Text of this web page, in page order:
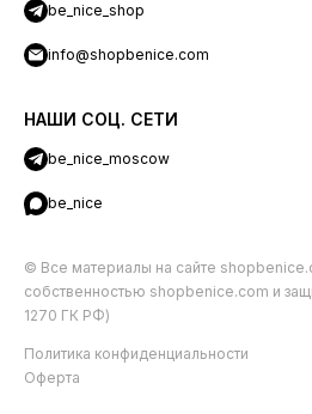
be_nice_shop
info@shopbenice.com
НАШИ СОЦ. СЕТИ
be_nice_moscow
be_nice
© Все материалы на сайте
собственностью shopbenice.com и
1270 ГК РФ)
Политика конфиденциальности
Оферта